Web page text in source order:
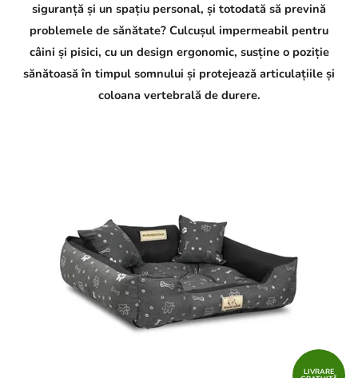
siguranță și un spațiu personal, și totodată să prevină
problemele de sănătate? Culcușul impermeabil pentru
câini și pisici, cu un design ergonomic, susține o poziție
sănătoasă în timpul somnului și protejează articulațiile și
coloana vertebrală de durere.
LIVRARE